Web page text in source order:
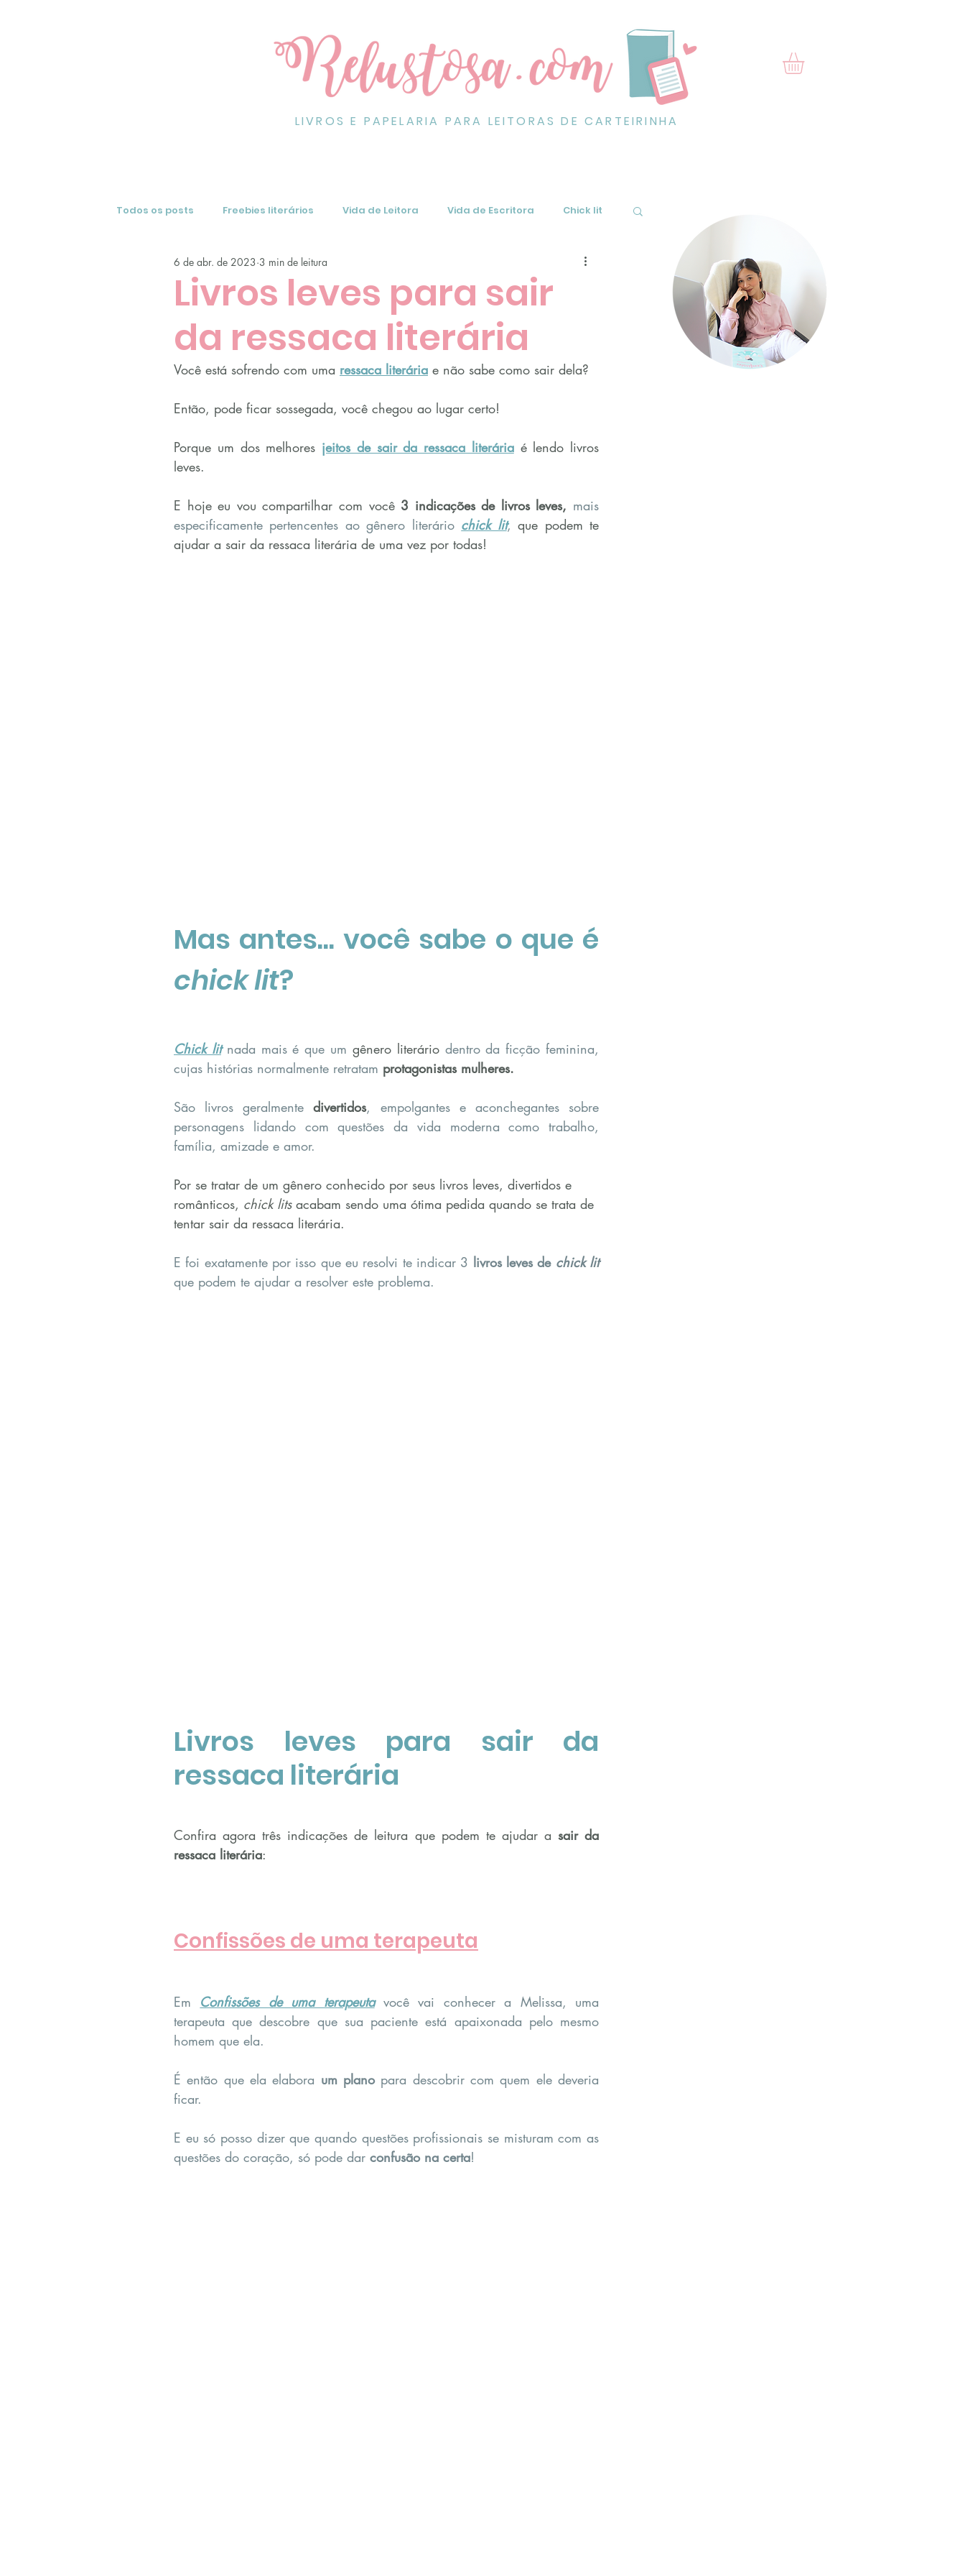
LIVROS E PAPELARIA PARA LEITORAS DE CARTEIRINHA
Todos os posts Freebies literários Vida de Leitora Vida de Escritora Chick lit
Resenhas de livros Dicas
Livros leves para sair
da ressaca literária
6 de abr. de 2023 3 min de leitura
Você está sofrendo com uma ressaca literária e não sabe como sair dela?
Então, pode ficar sossegada, você chegou ao lugar certo!
Porque um dos melhores jeitos de sair da ressaca literária é lendo livros
leves.
E hoje eu vou compartilhar com você 3 indicações de livros leves, mais
especificamente pertencentes ao gênero literário chick lit, que podem te
ajudar a sair da ressaca literária de uma vez por todas!
chick lit?
Chick lit nada mais é que um gênero literário dentro da ficção feminina,
cujas histórias normalmente retratam protagonistas mulheres.
São livros geralmente divertidos, empolgantes e aconchegantes sobre
personagens lidando com questões da vida moderna como trabalho,
família, amizade e amor.
Por se tratar de um gênero conhecido por seus livros leves, divertidos e
românticos, chick lits acabam sendo uma ótima pedida quando se trata de
tentar sair da ressaca literária.
E foi exatamente por isso que eu resolvi te indicar 3 livros leves de chick lit
que podem te ajudar a resolver este problema.
Livros leves para sair da
ressaca literária
Confira agora três indicações de leitura que podem te ajudar a sair da
ressaca literária:
Confissões de uma terapeuta
Em Confissões de uma terapeuta você vai conhecer a Melissa, uma
terapeuta que descobre que sua paciente está apaixonada pelo mesmo
homem que ela.
É então que ela elabora um plano para descobrir com quem ele deveria
ficar.
E eu só posso dizer que quando questões profissionais se misturam com as
questões do coração, só pode dar confusão na certa!